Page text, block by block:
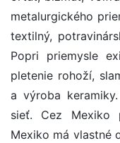
metalurgického
textilný,
Popri priemysle
pletenie rohoží,
a výroba
sieť. Cez Mexiko
Mexiko má vlastné